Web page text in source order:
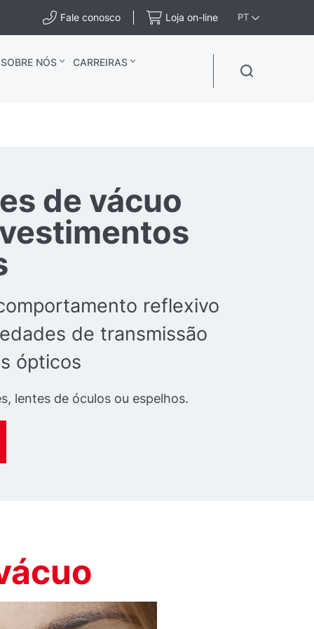
Fale conosco Loja on-line PT
SOBRE NÓS CARREIRAS
de vácuo
reflexivo
de transmissão
ópticos
lentes de óculos ou espelhos.